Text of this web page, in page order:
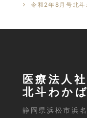
令和2年8月号北斗わかば介護施設ニュ
医療法人
北斗わか
静岡県浜松市浜